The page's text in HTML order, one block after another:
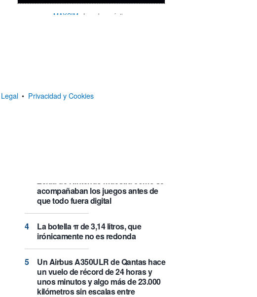
MAXSIM - La nube agéntica
Zelda de Nintendo muestra cómo se
acompañaban los juegos antes de
que todo fuera digital
La botella π de 3,14 litros, que
irónicamente no es redonda
Un Airbus A350ULR de Qantas hace
un vuelo de récord de 24 horas y
unos minutos y algo más de 23.000
kilómetros sin escalas entre
Legal • Privacidad y Cookies